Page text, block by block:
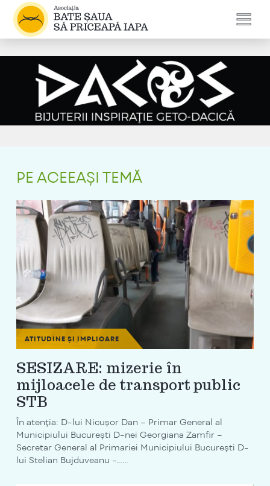
PE ACEEAȘI TEMĂ
ATITUDINE ȘI IMPLICARE
SESIZARE: mizerie în
mijloacele de transport public
STB
În atenția: D-lui Nicușor Dan – Primar General al
Municipiului București D-nei Georgiana Zamfir –
Secretar General al Primariei Municipiului București D-
lui Stelian Bujduveanu -…...